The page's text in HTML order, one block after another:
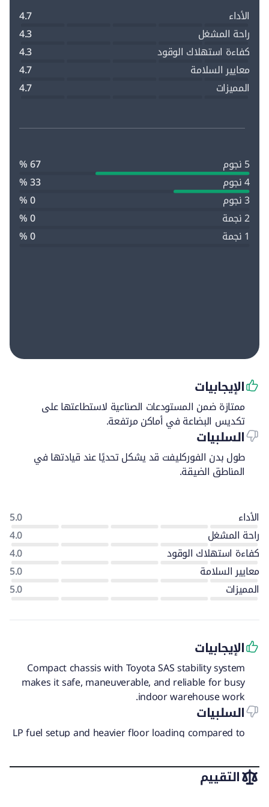
الأداء
4.7
راحة المشغل
4.3
كفاءة استهلاك الوقود
4.3
معايير السلامة
4.7
المميزات
4.7
5 نجوم
67 %
4 نجوم
33 %
3 نجوم
0 %
2 نجمة
0 %
1 نجمة
0 %
الإيجابيات
ممتازة ضمن المستودعات الصناعية لاستطاعتها على
تكديس البضاعة في أماكن مرتفعة.
السلبيات
طول بدن الفوركليفت قد يشكل تحديًا عند قيادتها في
المناطق الضيقة.
الأداء
5.0
راحة المشغل
4.0
كفاءة استهلاك الوقود
4.0
معايير السلامة
5.0
المميزات
5.0
الإيجابيات
Compact chassis with Toyota SAS stability system
makes it safe, maneuverable, and reliable for busy
indoor warehouse work.
السلبيات
LP fuel setup and heavier floor loading compared to
checks.
التقييم